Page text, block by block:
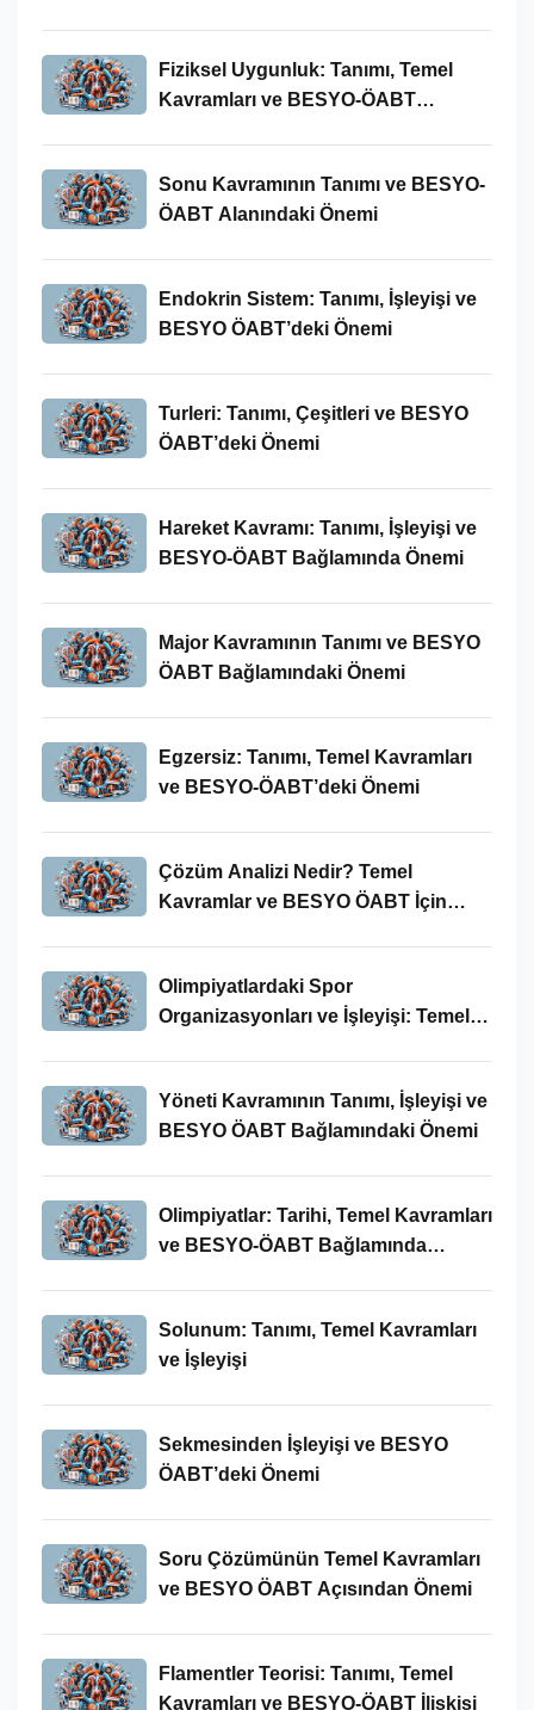
Fiziksel Uygunluk: Tanımı, Temel
Kavramları ve BESYO-ÖABT
Sonu Kavramının Tanımı ve BESYO-
ÖABT Alanındaki Önemi
Endokrin Sistem: Tanımı, İşleyişi ve
BESYO ÖABT’deki Önemi
Turleri: Tanımı, Çeşitleri ve BESYO
ÖABT’deki Önemi
Hareket Kavramı: Tanımı, İşleyişi ve
BESYO-ÖABT Bağlamında Önemi
Major Kavramının Tanımı ve BESYO
ÖABT Bağlamındaki Önemi
Egzersiz: Tanımı, Temel Kavramları
ve BESYO-ÖABT’deki Önemi
Çözüm Analizi Nedir? Temel
Kavramlar ve BESYO ÖABT İçin
Olimpiyatlardaki Spor
Organizasyonları ve İşleyişi: Temel
Yöneti Kavramının Tanımı, İşleyişi ve
BESYO ÖABT Bağlamındaki Önemi
Olimpiyatlar: Tarihi, Temel Kavramları
ve BESYO-ÖABT Bağlamında
Solunum: Tanımı, Temel Kavramları
ve İşleyişi
Sekmesinden İşleyişi ve BESYO
ÖABT’deki Önemi
Soru Çözümünün Temel Kavramları
ve BESYO ÖABT Açısından Önemi
Flamentler Teorisi: Tanımı, Temel
Kavramları ve BESYO-ÖABT İlişkisi